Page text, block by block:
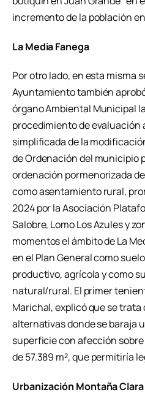
incremento de la población
La Media Fanega
Por otro lado, en esta misma
Ayuntamiento también
órgano Ambiental Municipal
procedimiento de
simplificada de la
de Ordenación del municipio
ordenación pormenorizada
como asentamiento rural,
2024 por la Asociación
Salobre, Lomo Los Azules y
momentos el ámbito de La
en el Plan General como
productivo, agrícola y como
natural/rural. El primer
Marichal, explicó que se trata
alternativas donde se baraja
superficie con afección
de 57.389 m², que permitiría
Urbanización Montaña Clara